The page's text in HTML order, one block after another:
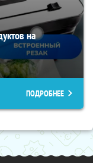
на
ПОДРОБНЕЕ